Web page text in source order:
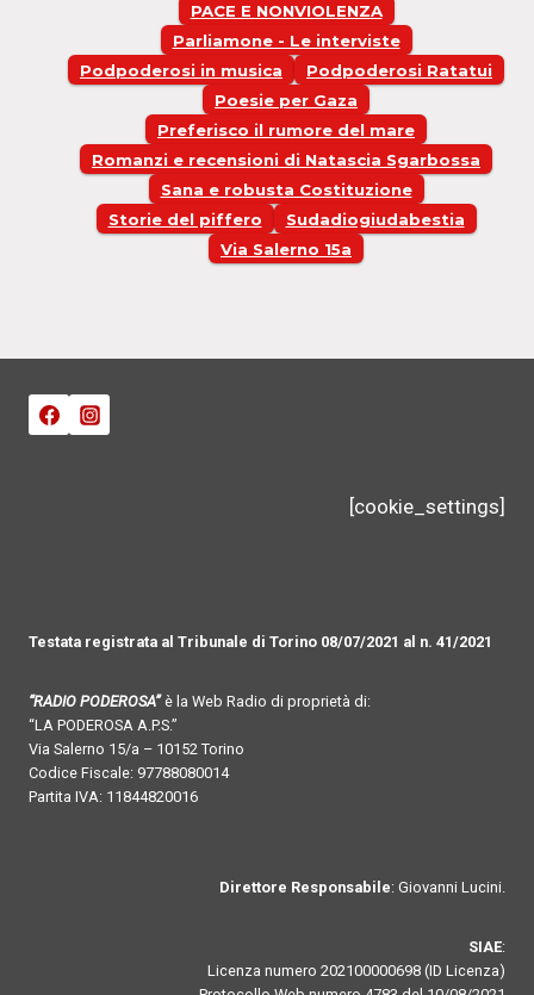
PACE E NONVIOLENZA
Parliamone - Le interviste
Podpoderosi in musica
Podpoderosi Ratatui
Poesie per Gaza
Preferisco il rumore del mare
Romanzi e recensioni di Natascia Sgarbossa
Sana e robusta Costituzione
Storie del piffero
Sudadiogiudabestia
Via Salerno 15a
[cookie_settings]
Testata registrata al Tribunale di Torino 08/07/2021 al n. 41/2021
“RADIO PODEROSA”è la Web Radio di proprietà di:
“LA PODEROSA A.P.S.”
Via Salerno 15/a – 10152 Torino
Codice Fiscale: 97788080014
Partita IVA: 11844820016
Direttore Responsabile: Giovanni Lucini.
SIAE:
Licenza numero 202100000698 (ID Licenza)